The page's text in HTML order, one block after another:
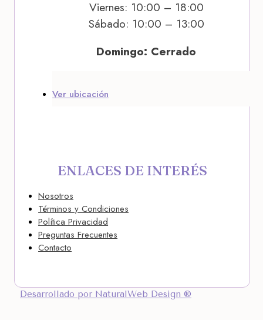
Viernes: 10:00 – 18:00
Sábado: 10:00 – 13:00
Domingo: Cerrado
Ver ubicación
ENLACES DE INTERÉS
Nosotros
Términos y Condiciones
Política Privacidad
Preguntas Frecuentes
Contacto
Desarrollado por NaturalWeb Design ®